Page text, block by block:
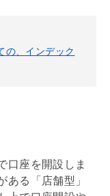
の、インデック
口座を開設しま
ある「店舗型」